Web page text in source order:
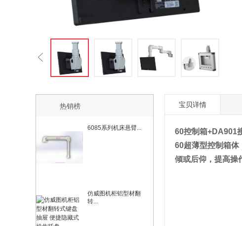
热销榜
6085系列机床悬臂...
仿威图机柜铝型材翻
转...
宝贝详情
60控制箱+DA901
60超薄型控制箱
倾或后仰，提高操